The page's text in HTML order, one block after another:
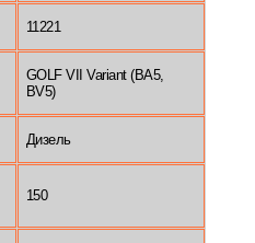
11221
GOLF VII Variant (BA5,
BV5)
Дизель
150